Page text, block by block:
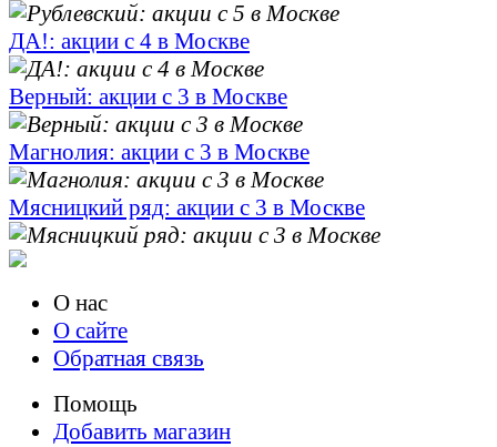
ДА!: акции с 4 в Москве
Верный: акции с 3 в Москве
Магнолия: акции с 3 в Москве
Мясницкий ряд: акции с 3 в Москве
О нас
О сайте
Обратная связь
Помощь
Добавить магазин